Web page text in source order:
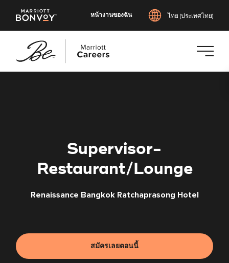
หน้างานของฉัน ไทย (ประเทศไทย)
Supervisor-
Restaurant/Lounge
Renaissance Bangkok Ratchaprasong Hotel
สมัครเลยตอนนี้